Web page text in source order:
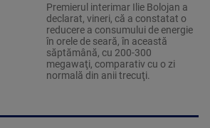
Premierul interimar Ilie Bolojan a
declarat, vineri, că a constatat o
reducere a consumului de energie
în orele de seară, în această
săptămână, cu 200-300
megawaţi, comparativ cu o zi
normală din anii trecuţi.